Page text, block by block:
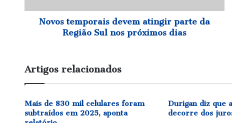
nos
próximos
Novos temporais devem atingir parte da
Região Sul nos próximos dias
Artigos relacionados
Mais de 830 mil celulares foram
subtraídos em 2025, aponta
Durigan diz que
decorre dos